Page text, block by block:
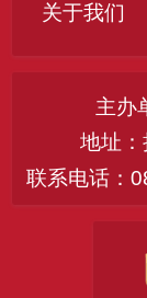
关于我们
主办
地址
联系电话：